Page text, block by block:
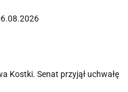
Kostki. Senat przyjął uchwałę